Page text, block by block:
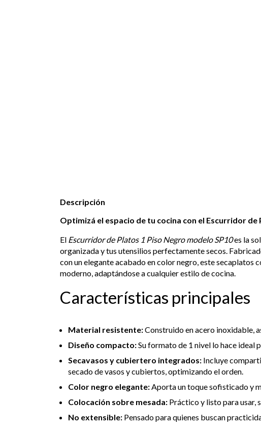
Descripción
Optimizá el espacio de tu cocina con el Escurridor de
El Escurridor de Platos 1 Piso Negro modelo SP10es la
organizada y tus utensilios perfectamente secos.
con un elegante acabado en color negro, este secaplatos
moderno, adaptándose a cualquier estilo de cocina.
Características principales
Material resistente:Construido en acero inoxidable,
Diseño compacto:Su formato de 1 nivel lo hace ideal
Secavasos y cubiertero integrados: Incluye
secado de vasos y cubiertos, optimizando el orden.
Color negro elegante:Aporta un toque sofisticado y
Colocación sobre mesada: Práctico y listo para usar,
No extensible: Pensado para quienes buscan